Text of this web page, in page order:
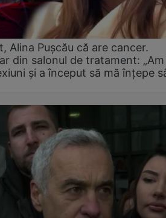
Alina Pușcău că are cancer.
din salonul de tratament:
și a început să mă înțepe